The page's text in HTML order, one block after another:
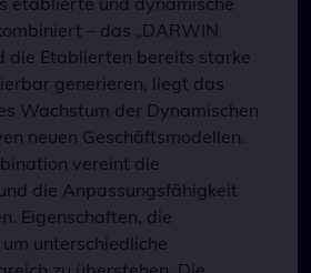
– das „DARWIN
die Etablierten bereits starke
generieren, liegt das
Wachstum der Dynamischen
neuen Geschäftsmodellen.
vereint die
die Anpassungsfähigkeit
Eigenschaften, die
unterschiedliche